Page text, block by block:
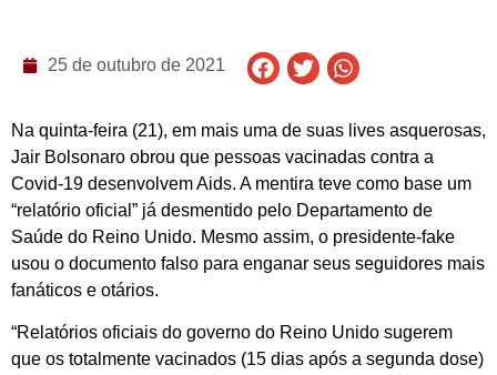
25 de outubro de 2021
Na quinta-feira (21), em mais uma de suas lives asquerosas,
Jair Bolsonaro obrou que pessoas vacinadas contra a
Covid-19 desenvolvem Aids. A mentira teve como base um
“relatório oficial” já desmentido pelo Departamento de
Saúde do Reino Unido. Mesmo assim, o presidente-fake
usou o documento falso para enganar seus seguidores mais
fanáticos e otários.
“Relatórios oficiais do governo do Reino Unido sugerem
que os totalmente vacinados (15 dias após a segunda dose)